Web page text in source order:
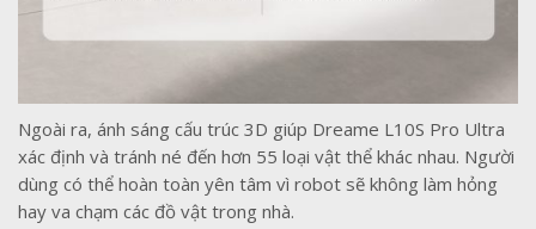
Ngoài ra, ánh sáng cấu trúc 3D giúp Dreame L10S Pro Ultra
xác định và tránh né đến hơn 55 loại vật thể khác nhau. Người
dùng có thể hoàn toàn yên tâm vì robot sẽ không làm hỏng
hay va chạm các đồ vật trong nhà.